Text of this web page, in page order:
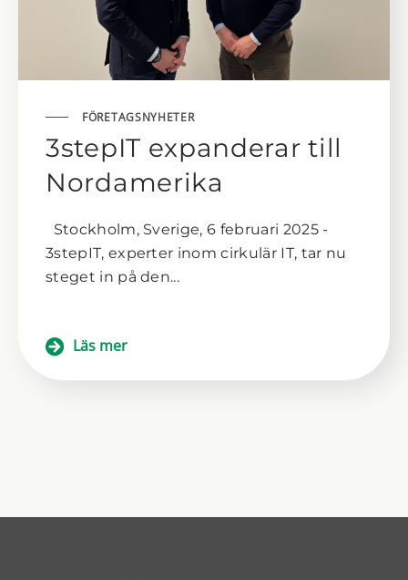
FÖRETAGSNYHETER
3stepIT expanderar till
Nordamerika
Stockholm, Sverige, 6 februari 2025 -
3stepIT, experter inom cirkulär IT, tar nu
steget in på den...
Läs mer